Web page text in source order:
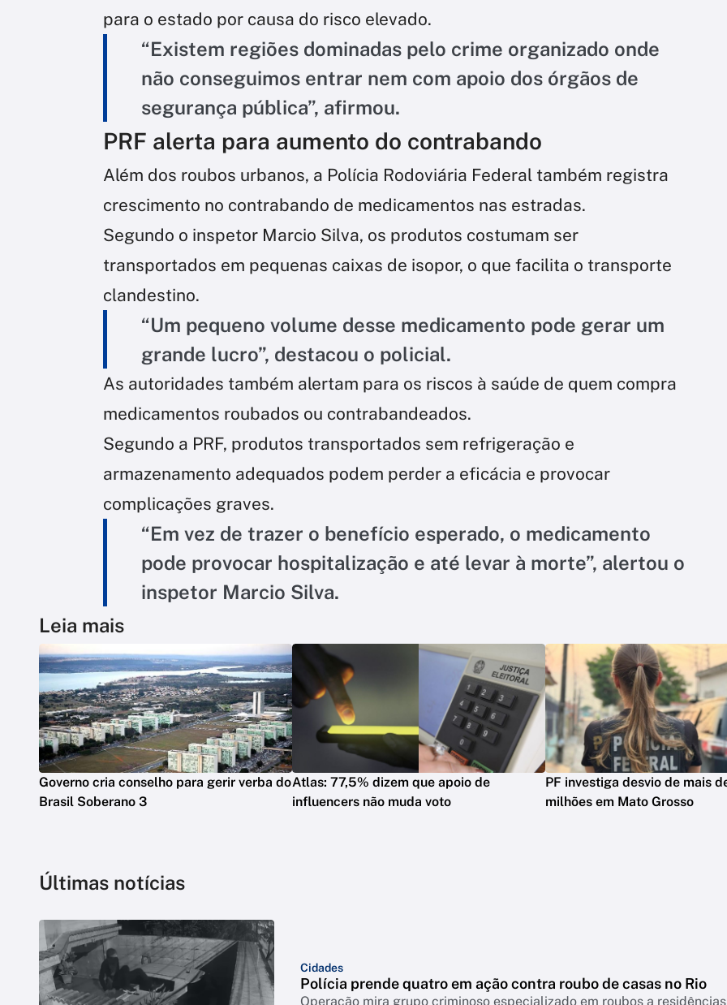
para o estado por causa do risco elevado.
“Existem regiões dominadas pelo crime organizado onde
não conseguimos entrar nem com apoio dos órgãos de
segurança pública”, afirmou.
PRF alerta para aumento do contrabando
Além dos roubos urbanos, a Polícia Rodoviária Federal também registra
crescimento no contrabando de medicamentos nas estradas.
Segundo o inspetor Marcio Silva, os produtos costumam ser
transportados em pequenas caixas de isopor, o que facilita o transporte
clandestino.
“Um pequeno volume desse medicamento pode gerar um
grande lucro”, destacou o policial.
As autoridades também alertam para os riscos à saúde de quem compra
medicamentos roubados ou contrabandeados.
Segundo a PRF, produtos transportados sem refrigeração e
armazenamento adequados podem perder a eficácia e provocar
complicações graves.
“Em vez de trazer o benefício esperado, o medicamento
pode provocar hospitalização e até levar à morte”, alertou o
inspetor Marcio Silva.
Leia mais
Governo cria conselho para gerir verba do
Brasil Soberano 3
Atlas: 77,5% dizem que apoio de
influencers não muda voto
PF investiga desvio de mais
milhões em Mato Grosso
Últimas notícias
Cidades
Polícia prende quatro em ação contra roubo de casas no Rio
Operação mira grupo criminoso especializado em roubos a